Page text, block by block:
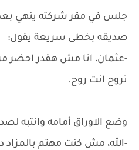
جلس في مقر شركته ينهي
صديقه بخطى سريعة يقول:
-عثمان، انا مش هقدر احضر
تروح انت روح.
وضع الاوراق أمامه وانتبه
-الله، مش كنت مهتم بالمزاد